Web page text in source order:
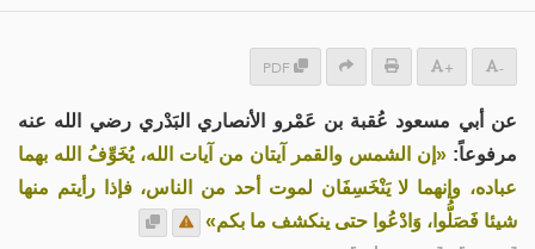
PDF + -
عن أبي مسعود عُقبة بن عَمْرو الأنصاري البَدْري رضي الله عنه
مرفوعاً: «إن الشمس والقمر آيتان من آيات الله، يُخَوِّفُ الله بهما
عباده، وإنهما لا يَنْخَسِفَان لموت أحد من الناس، فإذا رأيتم منها
شيئا فَصَلُّوا، وَادْعُوا حتى ينكشف ما بكم»